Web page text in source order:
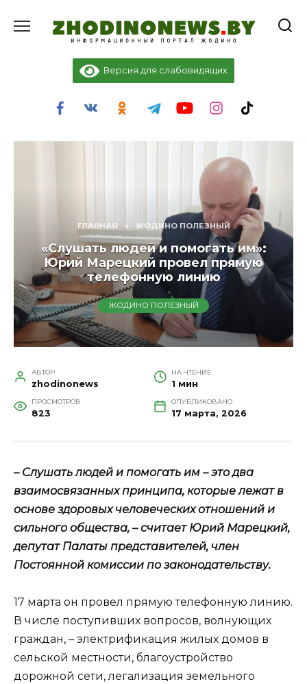
содержанию
Версия для слабовидящих
ГЛАВНАЯ » ЖОДИНО ПОЛЕЗНЫЙ
«Слушать людей и помогать им»:
Юрий Марецкий провел прямую
телефонную линию
ЖОДИНО ПОЛЕЗНЫЙ
АВТОР
zhodinonews
НА ЧТЕНИЕ
1 мин
ПРОСМОТРОВ
823
ОПУБЛИКОВАНО
17 марта, 2026
– Слушать людей и помогать им – это два
взаимосвязанных принципа, которые лежат в
основе здоровых человеческих отношений и
сильного общества, – считает Юрий Марецкий,
депутат Палаты представителей, член
Постоянной комиссии по законодательству.
17 марта он провел прямую телефонную линию.
В числе поступивших вопросов, волнующих
граждан, – электрификация жилых домов в
сельской местности, благоустройство
дорожной сети, легализация земельного